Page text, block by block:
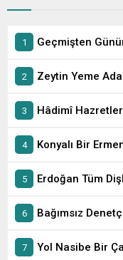
Zeytin Yeme
Hâdimî
Erdoğan Tüm
Yol Nasibe Bir